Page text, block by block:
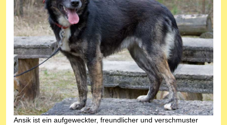
Ansik ist ein aufgeweckter, freundlicher und verschmuster